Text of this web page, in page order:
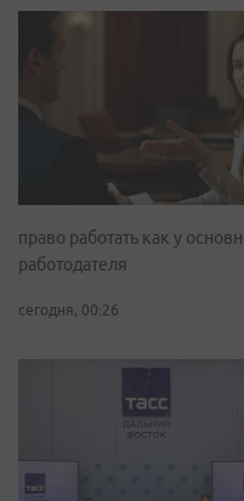
право работать как у
работодателя
сегодня, 00:26